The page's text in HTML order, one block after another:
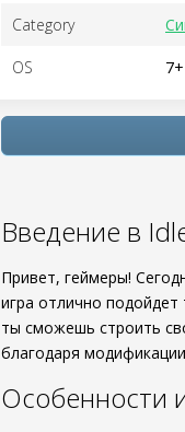
Category
OS 7+
Введение в
Привет, геймеры!
игра отлично
ты сможешь строить
благодаря
Особенности